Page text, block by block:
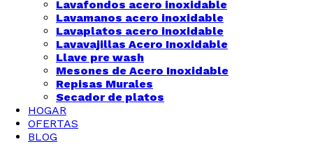
Lavafondos acero inoxidable
Lavamanos acero inoxidable
Lavaplatos acero inoxidable
Lavavajillas Acero Inoxidable
Llave pre wash
Mesones de Acero Inoxidable
Repisas Murales
Secador de platos
HOGAR
OFERTAS
BLOG